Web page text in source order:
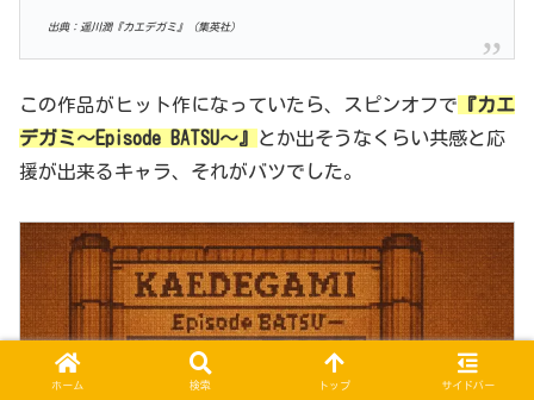
出典：遥川潤『カエデガミ』（集英社）
この作品がヒット作になっていたら、スピンオフで 『カエ
デガミ～Episode BATSU～』
とか出そうなくらい共感と応
援が出来るキャラ、それがバツでした。
ホーム 検索 トップ サイドバー